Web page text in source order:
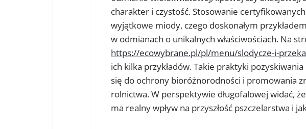
charakter i czystość. Stosowanie
wyjątkowe miody, czego doskonałym
w odmianach o unikalnych właściwościach. Na
https://ecowybrane.pl/pl/menu/slodycze-i-
ich kilka przykładów. Takie praktyki
się do ochrony bioróżnorodności i promowania
rolnictwa. W perspektywie długofalowej widać,
ma realny wpływ na przyszłość pszczelarstwa i